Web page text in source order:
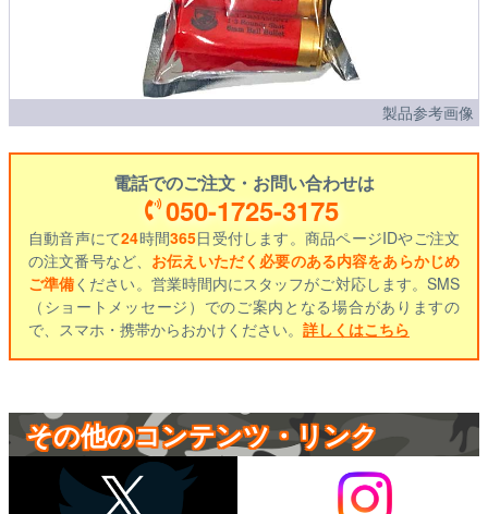
製品参考画像
電話でのご注文・お問い合わせは
050-1725-3175
自動音声にて24時間365日受付します。商品ページIDやご注文
の注文番号など、 お伝えいただく必要のある内容をあらかじめ
ご準備ください。営業時間内にスタッフがご対応します。SMS
（ショートメッセージ）でのご案内となる場合がありますの
で、スマホ・携帯からおかけください。 詳しくはこちら
その他のコンテンツ・リンク